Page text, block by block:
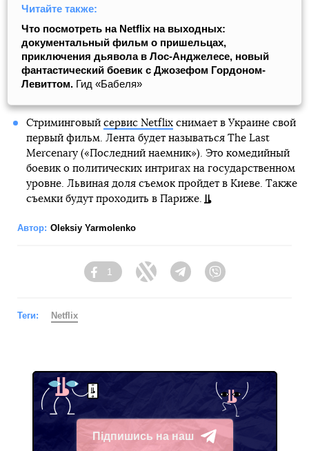
Читайте также:
Что посмотреть на Netflix на выходных:
документальный фильм о пришельцах,
приключения дьявола в Лос-Анджелесе, новый
фантастический боевик с Джозефом Гордоном-
Левиттом. Гид «Бабеля»
Стриминговый сервис Netflixснимает в Украине свой
первый фильм. Лента будет называться The Last
Mercenary («Последний наемник»). Это комедийный
боевик о политических интригах на государственном
уровне. Львиная доля съемок пройдет в Киеве. Также
съемки будут проходить в Париже.
Автор: Oleksiy Yarmolenko
Facebook
1
Twitter TelegramViber
Теги: Netflix
Підпишись на наш
Telegram